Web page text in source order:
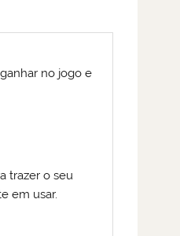
no jogo e
trazer o seu
em usar.